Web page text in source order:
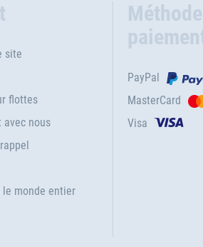
site
flottes
avec nous
le monde entier
PayPal
MasterCard
Visa